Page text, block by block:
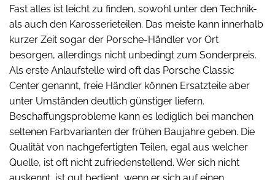
Fast alles ist leicht zu finden, sowohl unter den Technik-
als auch den Karosserieteilen. Das meiste kann innerhalb
kurzer Zeit sogar der Porsche-Händler vor Ort
besorgen, allerdings nicht unbedingt zum Sonderpreis.
Als erste Anlaufstelle wird oft das Porsche Classic
Center genannt, freie Händler können Ersatzteile aber
unter Umständen deutlich günstiger liefern.
Beschaffungsprobleme kann es lediglich bei manchen
seltenen Farbvarianten der frühen Baujahre geben. Die
Qualität von nachgefertigten Teilen, egal aus welcher
Quelle, ist oft nicht zufriedenstellend. Wer sich nicht
auskennt, ist gut bedient, wenn er sich auf einen